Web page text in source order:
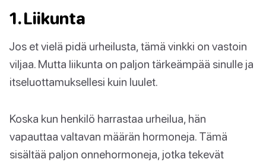
1. Liikunta
Jos et vielä pidä urheilusta, tämä vinkki on vastoin
viljaa. Mutta liikunta on paljon tärkeämpää sinulle ja
itseluottamuksellesi kuin luulet.
Koska kun henkilö harrastaa urheilua, hän
vapauttaa valtavan määrän hormoneja. Tämä
sisältää paljon onnehormoneja, jotka tekevät